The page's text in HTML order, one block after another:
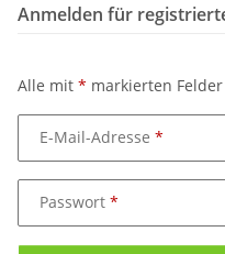
Anmelden für
Alle mit * markierten
E-Mail-Adresse
Passwort